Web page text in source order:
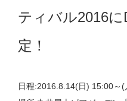
ティバル2016
定！
日程:2016.8.14(日) 15:00～(